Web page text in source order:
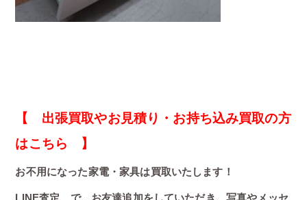
【 出張買取やお見積り・お持ち込み買取の方
はこちら 】
お不用になった家電・家具は買取いたします！
LINE査定 で、お友達追加をしていただき、写真やメッセ